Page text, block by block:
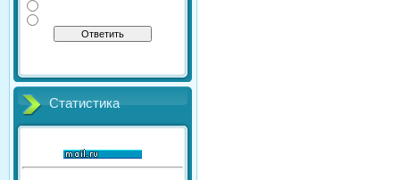
Статистика